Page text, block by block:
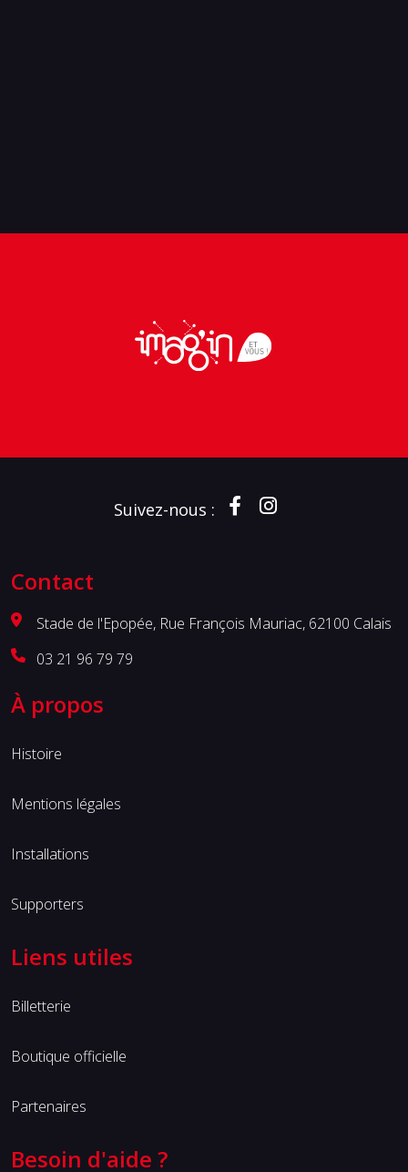
Suivez-nous :
Contact
Stade de l'Epopée, Rue François Mauriac, 62100 Calais
03 21 96 79 79
À propos
Histoire
Mentions légales
Installations
Supporters
Liens utiles
Billetterie
Boutique officielle
Partenaires
Besoin d'aide ?